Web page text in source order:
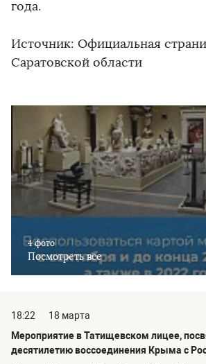
года.
Источник: Официальная
Саратовской области
4 фото
Посмотреть все
18:22
18 марта
Мероприятие в Татищевском лицее,
десятилетию воссоединения Крыма с